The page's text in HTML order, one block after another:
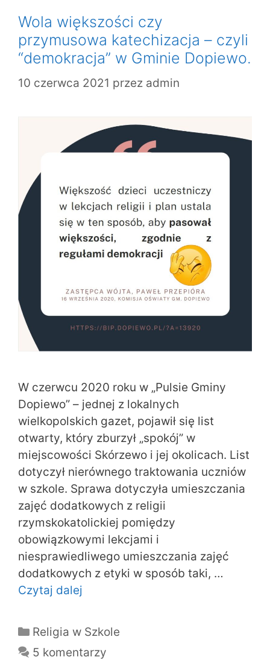
Wola większości czy
przymusowa katechizacja – czyli
“demokracja” w Gminie Dopiewo.
10 czerwca 2021 przez admin
W czerwcu 2020 roku w „Pulsie Gminy
Dopiewo” – jednej z lokalnych
wielkopolskich gazet, pojawił się list
otwarty, który zburzył „spokój” w
miejscowości Skórzewo i jej okolicach. List
dotyczył nierównego traktowania uczniów
w szkole. Sprawa dotyczyła umieszczania
zajęć dodatkowych z religii
rzymskokatolickiej pomiędzy
obowiązkowymi lekcjami i
niesprawiedliwego umieszczania zajęć
dodatkowych z etyki w sposób taki, …
Czytaj dalej
Kategorie
Religia w Szkole
5 komentarzy